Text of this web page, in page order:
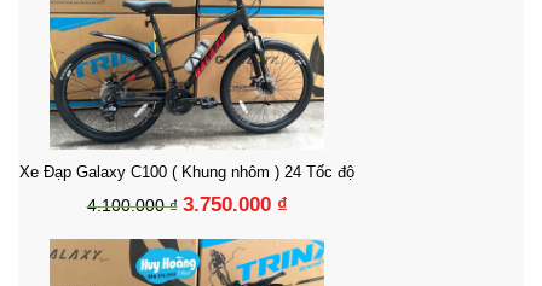
Xe Đạp Galaxy C100 ( Khung nhôm ) 24 Tốc độ
4.100.000 ₫ 3.750.000 ₫